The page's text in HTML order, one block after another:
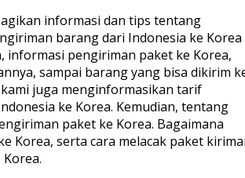
informasi dan tips tentang
barang dari Indonesia ke Korea
informasi pengiriman paket ke Korea,
sampai barang yang bisa dikirim
kami juga menginformasikan tarif
ke Korea. Kemudian, tentang
paket ke Korea. Bagaimana
Korea, serta cara melacak paket